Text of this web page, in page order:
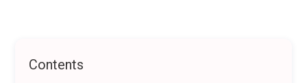
Contents